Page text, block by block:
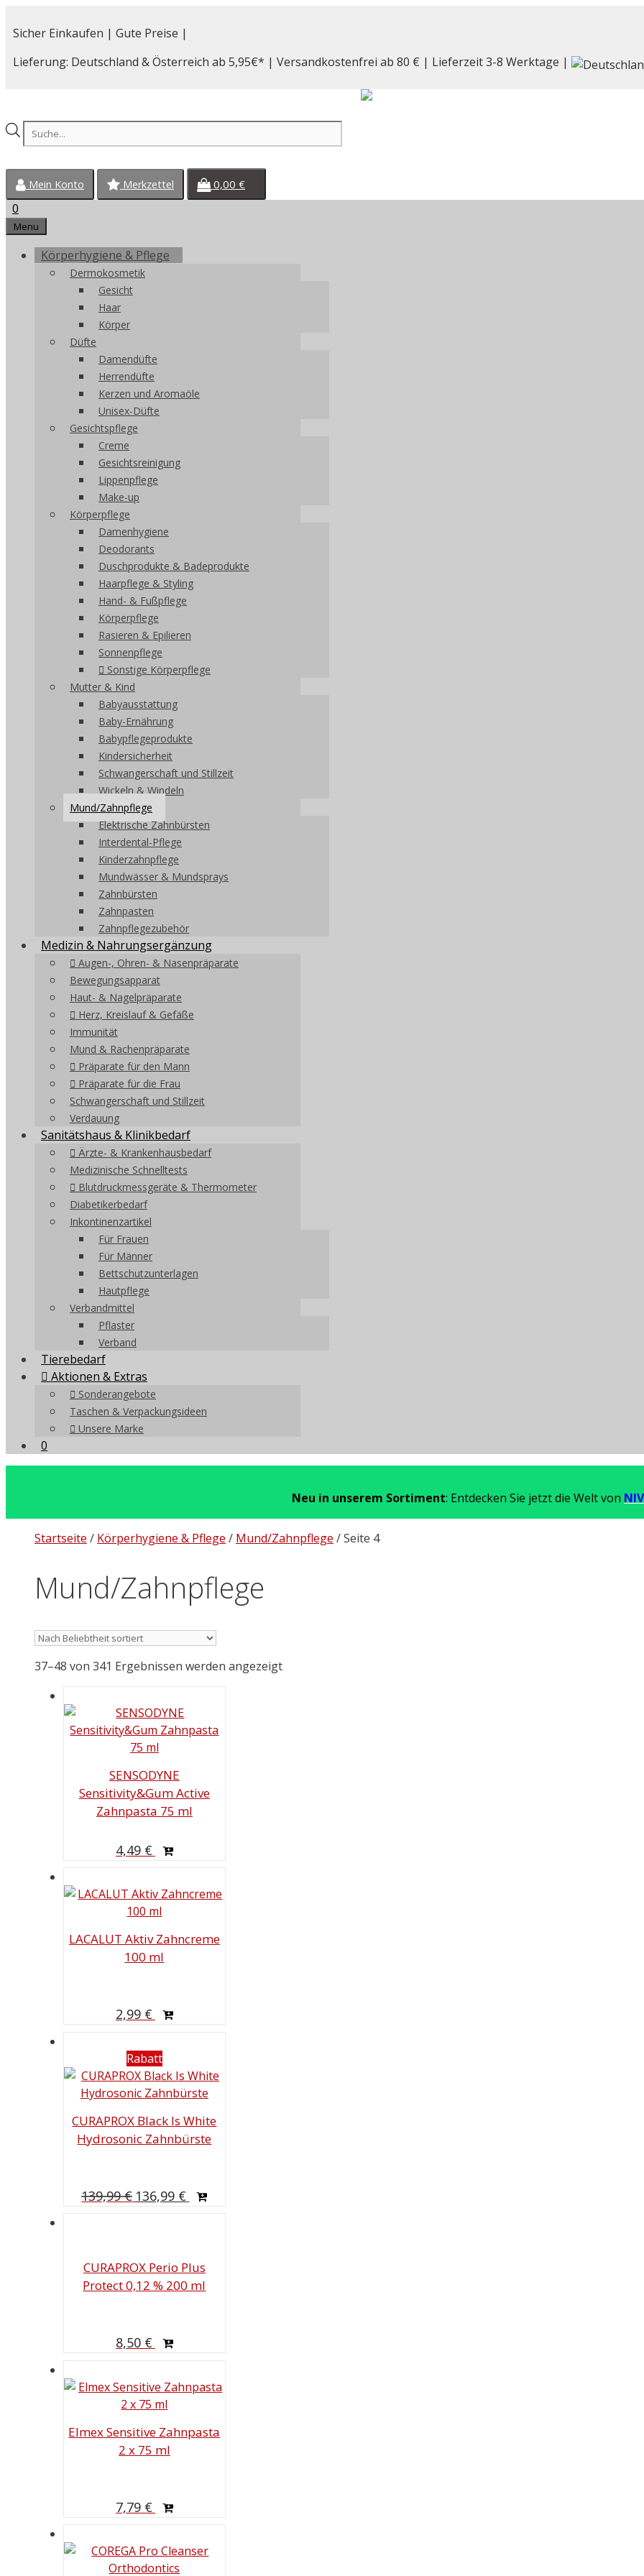
Inhalt
Sicher Einkaufen | Gute Preise |
Lieferung: Deutschland & Österreich ab 5,95€* | Versandkostenfrei ab 80 € | Lieferzeit 3-8 Werktage |
Products
search
Mein Konto Merkzettel 0,00 €
0
Menu
Körperhygiene & Pflege
Dermokosmetik
Gesicht
Haar
Körper
Düfte
Damendüfte
Herrendüfte
Kerzen und Aromaöle
Unisex-Düfte
Gesichtspflege
Creme
Gesichtsreinigung
Lippenpflege
Make-up
Körperpflege
Damenhygiene
Deodorants
Duschprodukte & Badeprodukte
Haarpflege & Styling
Hand- & Fußpflege
Körperpflege
Rasieren & Epilieren
Sonnenpflege
Sonstige Körperpflege
Mutter & Kind
Babyausstattung
Baby-Ernährung
Babypflegeprodukte
Kindersicherheit
Schwangerschaft und Stillzeit
Wickeln & Windeln
Mund/Zahnpflege
Elektrische Zahnbürsten
Interdental-Pflege
Kinderzahnpflege
Mundwässer & Mundsprays
Zahnbürsten
Zahnpasten
Zahnpflegezubehör
Medizin & Nahrungsergänzung
Augen-, Ohren- & Nasenpräparate
Bewegungsapparat
Haut- & Nagelpräparate
Herz, Kreislauf & Gefäße
Immunität
Mund & Rachenpräparate
Präparate für den Mann
Präparate für die Frau
Schwangerschaft und Stillzeit
Verdauung
Sanitätshaus & Klinikbedarf
Ärzte- & Krankenhausbedarf
Medizinische Schnelltests
Blutdruckmessgeräte & Thermometer
Diabetikerbedarf
Inkontinenzartikel
Für Frauen
Für Männer
Bettschutzunterlagen
Hautpflege
Verbandmittel
Pflaster
Verband
Tierebedarf
Aktionen & Extras
Sonderangebote
Taschen & Verpackungsideen
Unsere Marke
0
Neu in unserem Sortiment: Entdecken Sie jetzt die Welt von
Startseite / Körperhygiene & Pflege / Mund/Zahnpflege / Seite 4
Mund/Zahnpflege
37–48 von 341 Ergebnissen werden angezeigt
SENSODYNE
Sensitivity&Gum Active
Zahnpasta 75 ml
4,49 €
LACALUT Aktiv Zahncreme
100 ml
2,99 €
Rabatt
CURAPROX Black Is White
Hydrosonic Zahnbürste
139,99€ Ursprünglicher
136,99 € Aktueller
CURAPROX Perio Plus
Protect 0,12 % 200 ml
8,50 €
Elmex Sensitive Zahnpasta
2 x 75 ml
7,79 €